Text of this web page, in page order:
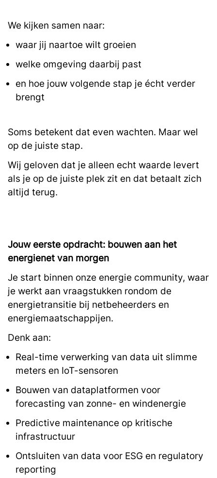
We kijken samen naar:
waar jij naartoe wilt groeien
welke omgeving daarbij past
en hoe jouw volgende stap je écht verder
brengt
Soms betekent dat even wachten. Maar wel
op de juiste stap.
Wij geloven dat je alleen echt waarde levert
als je op de juiste plek zit en dat betaalt zich
altijd terug.
Jouw eerste opdracht: bouwen aan het
energienet van morgen
Je start binnen onze energie community, waar
je werkt aan vraagstukken rondom de
energietransitie bij netbeheerders en
energiemaatschappijen.
Denk aan:
Real-time verwerking van data uit slimme
meters en IoT-sensoren
Bouwen van dataplatformen voor
forecasting van zonne- en windenergie
Predictive maintenance op kritische
infrastructuur
Ontsluiten van data voor ESG en regulatory
reporting